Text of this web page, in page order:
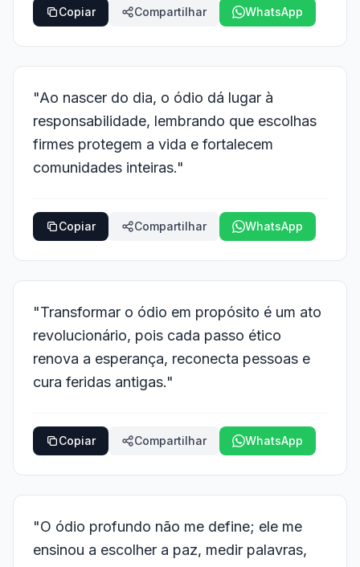
Copiar Compartilhar WhatsApp
"Ao nascer do dia, o ódio dá lugar à
responsabilidade, lembrando que escolhas
firmes protegem a vida e fortalecem
comunidades inteiras."
Copiar Compartilhar WhatsApp
"Transformar o ódio em propósito é um ato
revolucionário, pois cada passo ético
renova a esperança, reconecta pessoas e
cura feridas antigas."
Copiar Compartilhar WhatsApp
"O ódio profundo não me define; ele me
ensinou a escolher a paz, medir palavras,